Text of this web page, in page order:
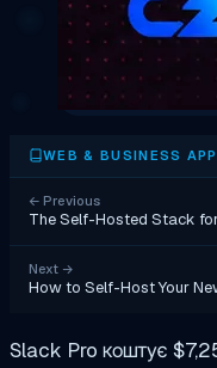
WEB & BUSINESS
← Previous
The Self-Hosted Stack
Next →
How to Self-Host Your
Slack Pro коштує